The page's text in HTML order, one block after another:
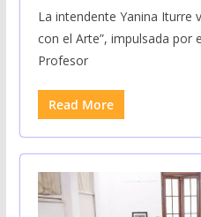
La intendente Yanina Iturre
con el Arte”, impulsada por
Profesor
Read More